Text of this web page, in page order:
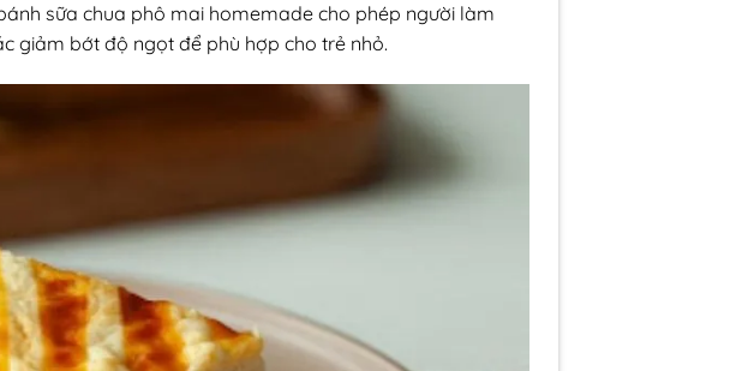
sữa chua phô mai homemade cho phép người làm
giảm bớt độ ngọt để phù hợp cho trẻ nhỏ.